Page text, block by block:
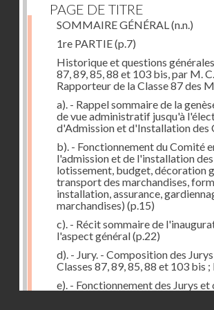
PAGE DE TITRE
SOMMAIRE GÉNÉRAL (n.n.)
1re PARTIE(p.7)
Historique et questions
87, 89, 85, 88 et 103 bis, par M.
Rapporteur de la Classe 87 des
a). - Rappel sommaire de la
de vue administratif jusqu'à
d'Admission et d'Installation des
b). - Fonctionnement du Comité
l'admission et de l'installation des
lotissement, budget, décoration
transport des marchandises,
installation, assurance,
marchandises) (p.15)
c). - Récit sommaire de
l'aspect général(p.22)
d). - Jury. - Composition des
Classes 87, 89, 85, 88 et 103 bis
e). - Fonctionnement des Jurys